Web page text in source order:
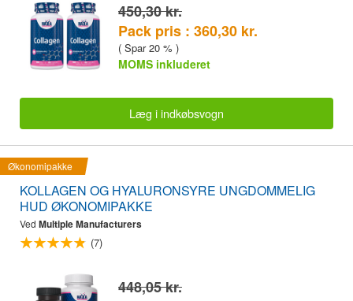
450,30 kr.
Pack pris : 360,30 kr.
( Spar 20 % )
MOMS inkluderet
Læg i indkøbsvogn
Økonomipakke
KOLLAGEN OG HYALURONSYRE UNGDOMMELIG
HUD ØKONOMIPAKKE
Ved Multiple Manufacturers
(7)
448,05 kr.